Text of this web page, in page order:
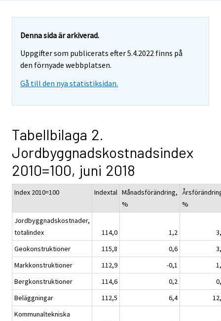
Denna sida är arkiverad.
Uppgifter som publicerats efter 5.4.2022 finns på
den förnyade webbplatsen.
Gå till den nya statistiksidan.
Tabellbilaga 2.
Jordbyggnadskostnadsindex
2010=100, juni 2018
Index 2010=100 Indextal Månadsförändring,
%
%
Jordbyggnadskostnader,
totalindex
114,0 1,2
Geokonstruktioner
115,8 0,6
Markkonstruktioner
112,9 -0,1
Bergkonstruktioner
114,6 0,2
Beläggningar
112,5 6,4
Kommunaltekniska